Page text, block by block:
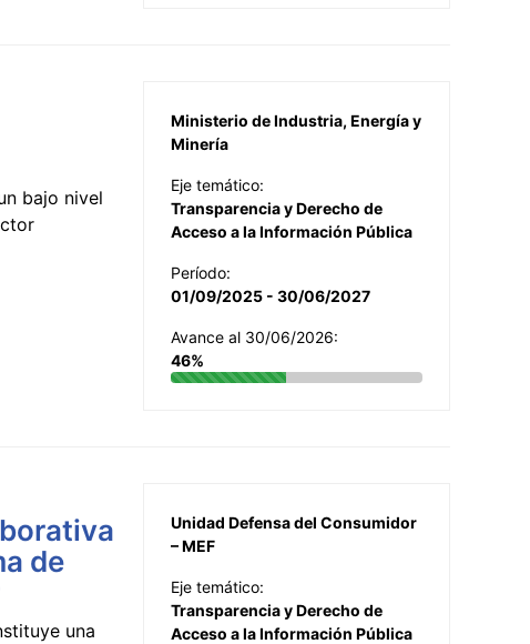
bajo nivel
Ministerio de Industria, Energía y
Minería
Eje temático:
Transparencia y Derecho de
Acceso a la Información Pública
Período:
01/09/2025 - 30/06/2027
Avance al 30/06/2026:
46%
de
una
Unidad Defensa del Consumidor
– MEF
Eje temático:
Transparencia y Derecho de
Acceso a la Información Pública